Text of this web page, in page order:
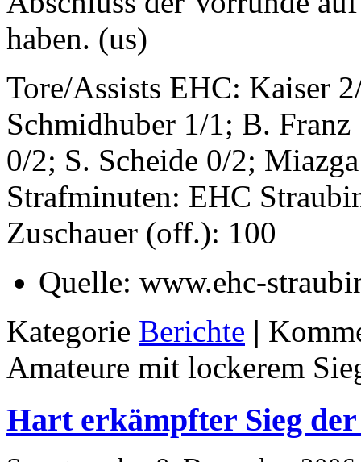
haben. (us)
Tore/Assists EHC: Kaiser
Schmidhuber 1/1; B.
0/2; S. Scheide 0/2;
Strafminuten: EHC
Zuschauer (off.): 100
Quelle: www.ehc-
Kategorie Berichte |
Amateure mit lockerem
Hart erkämpfter Sieg